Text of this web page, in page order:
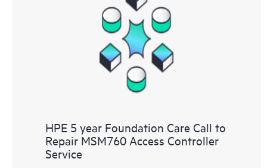
HPE 5 year Foundation Care Call to
Repair MSM760 Access Controller
Service